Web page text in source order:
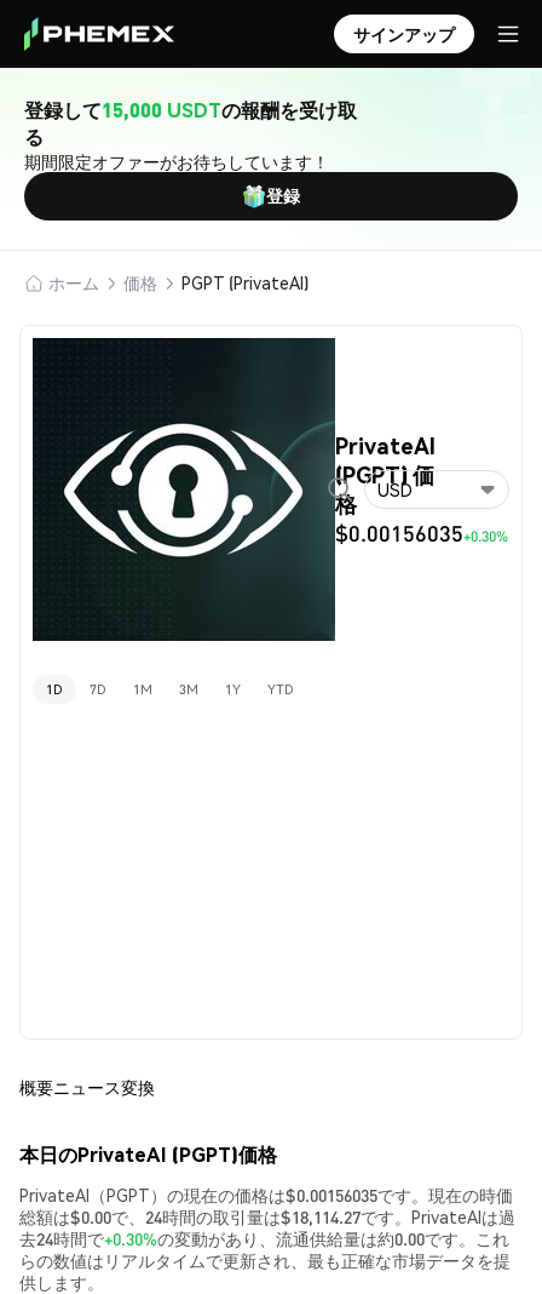
サインアップ
登録して15,000 USDTの報酬を受け取
る
期間限定オファーがお待ちしています！
登録
ホーム 価格 PGPT (PrivateAI)
PrivateAI
(PGPT) 価
格
$0.00156035+0.30%
USD
1D 7D 1M 3M 1Y YTD
概要ニュース変換
本日のPrivateAI (PGPT)価格
PrivateAI（PGPT）の現在の価格は$0.00156035です。現在の時価
総額は$0.00で、24時間の取引量は$18,114.27です。PrivateAIは過
去24時間で+0.30%の変動があり、流通供給量は約0.00です。これ
らの数値はリアルタイムで更新され、最も正確な市場データを提
供します。